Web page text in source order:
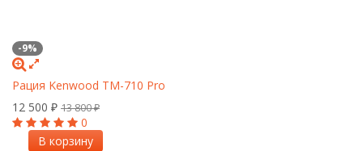
-9%
Рация Kenwood TM-710 Pro
12 500 ₽ 13 800₽
0
В корзину